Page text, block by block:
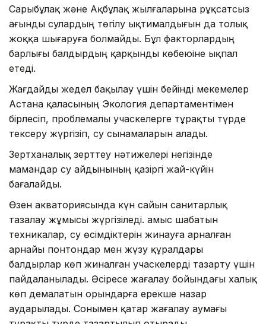
Сарыбұлақ және Ақбұлақ жылғаларына рұқсатсыз
ағынды сулардың төгілу ықтималдығын да толық
жоққа шығаруға болмайды. Бұл факторлардың
барлығы балдырдың қарқынды көбеюіне ықпал
етеді.
Жағдайды жедел бақылау үшін бейінді мекемелер
Астана қаласының Экология департаментімен
бірлесіп, проблемалы учаскелерге тұрақты түрде
тексеру жүргізіп, су сынамаларын алады.
Зертханалық зерттеу нәтижелері негізінде
мамандар су айдынының қазіргі жай-күйін
бағалайды.
Өзен акваториясында күн сайын санитарлық
тазалау жұмысы жүргізіледі. Қамыс шабатын
техникалар, су өсімдіктерін жинауға арналған
арнайы понтондар мен жүзу құралдары
балдырлар көп жиналған учаскелерді тазарту үшін
пайдаланылады. Әсіресе жағалау бойындағы халық
көп демалатын орындарға ерекше назар
аударылады. Сонымен қатар жағалау аумағы